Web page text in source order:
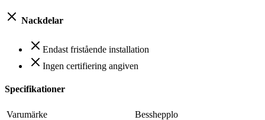
Nackdelar
Endast fristående installation
Ingen certifiering angiven
Specifikationer
Varumärke
Besshepplo